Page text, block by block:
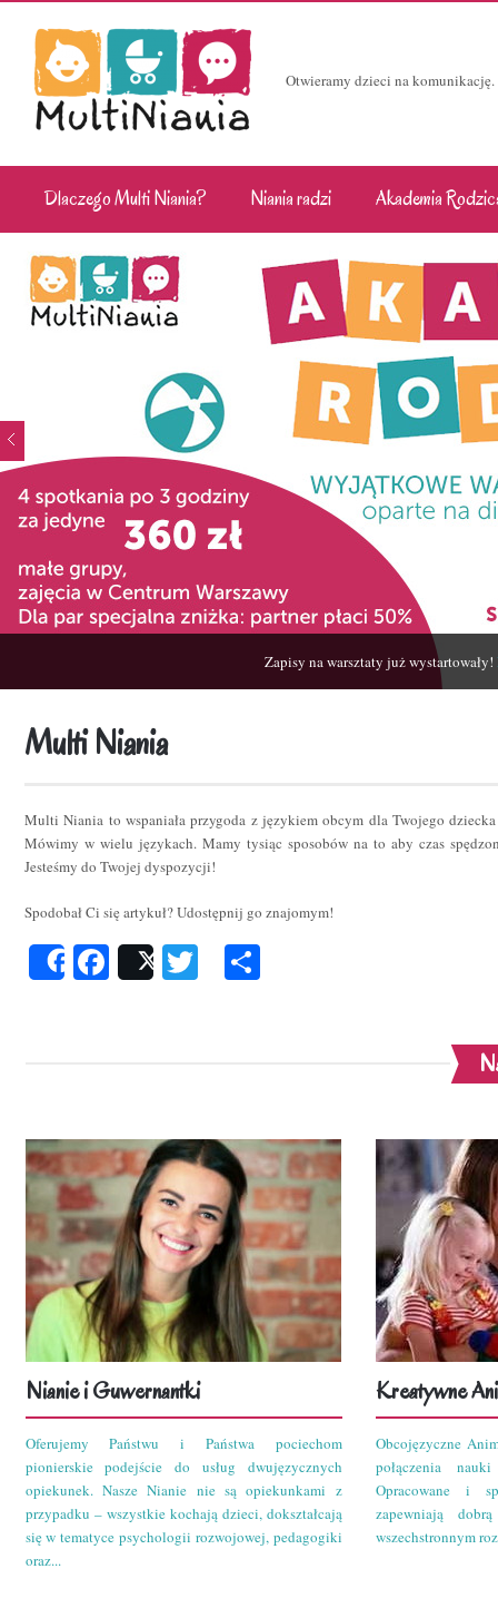
Otwieramy dzieci na
Dlaczego Multi Niania? Niania radzi Akademia
Zapisy na warsztaty już wystartowały!
Multi Niania
Multi Niania to wspaniała przygoda z językiem obcym dla Twojego
Mówimy w wielu językach. Mamy tysiąc sposobów na to aby czas
Jesteśmy do Twojej dyspozycji!
Spodobał Ci się artykuł? Udostępnij go znajomym!
ShareFacebook
Post Twitter
Nianie i Guwernantki
Oferujemy Państwu i Państwa pociechom
pionierskie podejście do usług dwujęzycznych
opiekunek. Nasze Nianie nie są opiekunkami z
przypadku – wszystkie kochają dzieci, dokształcają
się w tematyce psychologii rozwojowej, pedagogiki
oraz...
Kreatywne
Obcojęzyczne
połączenia
Opracowane i
zapewniają
wszechstronnym